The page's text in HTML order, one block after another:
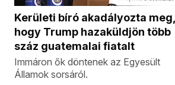
Kerületi bíró akadályozta meg,
hogy Trump hazaküldjön több
száz guatemalai fiatalt
Immáron ők döntenek az Egyesült
Államok sorsáról.